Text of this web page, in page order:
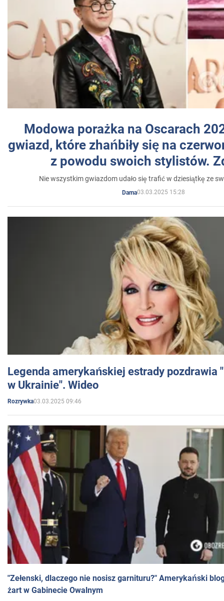
Modowa porażka na Oscarach
gwiazd, które zhańbiły się na
z powodu swoich stylistów.
Nie wszystkim gwiazdom udało się trafić w dziesiątkę ze
Dama03.03.2025 15:28
Legenda amerykańskiej estrady pozdrawia
w Ukrainie". Wideo
Rozrywka03.03.2025 09:46
"Zełenski, dlaczego nie nosisz garnituru?" Amerykański
żart w Gabinecie Owalnym